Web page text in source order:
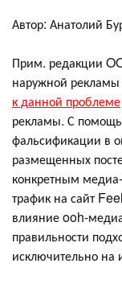
Автор: Анатолий
Прим. редакции
наружной
к данной проблеме
рекламы. С
фальсификации в
размещенных
конкретным
трафик на сайт
влияние ooh-
правильности
исключительно на